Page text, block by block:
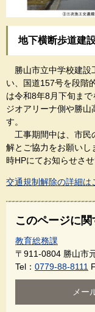
地下横断歩道建
勝山市立中学校建設
い、国道157号を段階
は令和8年8月下旬まで
ジオアリーナ側や勝山
す。
工事期間中は、市民
解とご協力をお願いし
時HPにてお知らせさせ
交通規制解除の詳細は
このページに
教育総務課
〒911-0804 勝山市
Tel： 0779-88-8111
メー